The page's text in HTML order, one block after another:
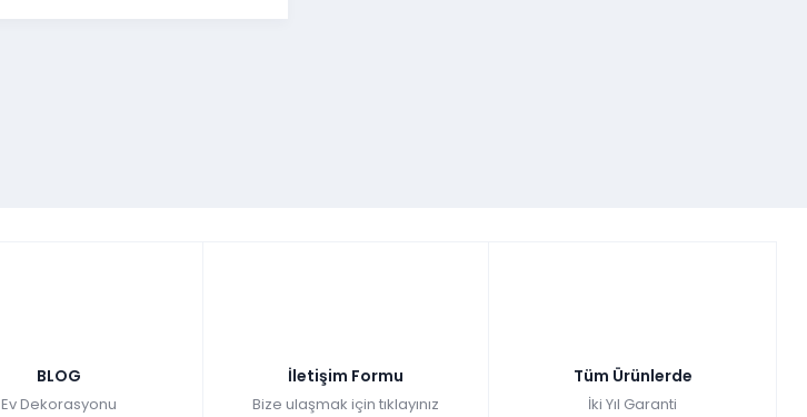
BLOG
Ev Dekorasyonu
İletişim Formu
Bize ulaşmak için tıklayınız
Tüm Ürünlerde
İki Yıl Garanti